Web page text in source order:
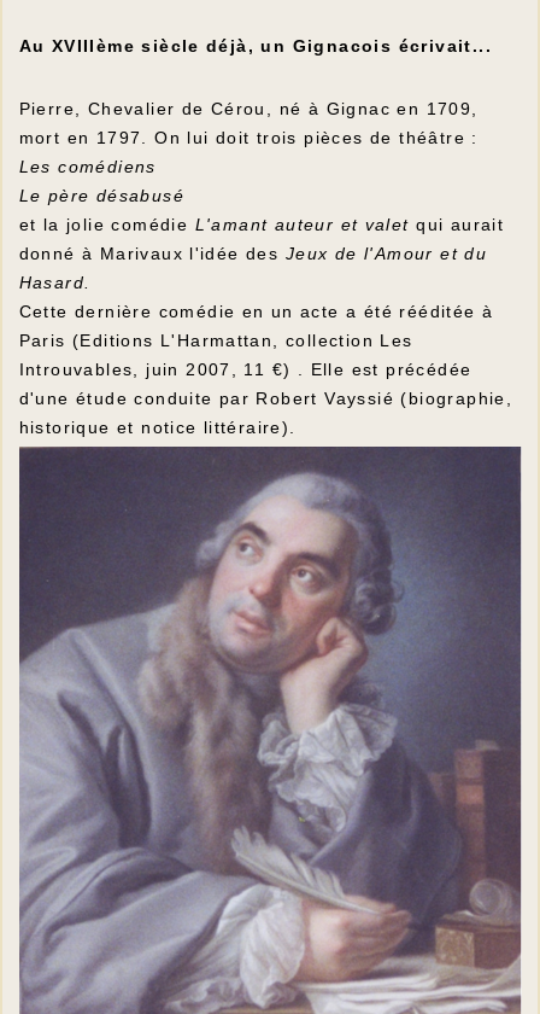
Au XVIIIème siècle déjà, un Gignacois écrivait...
Pierre, Chevalier de Cérou, né à Gignac en 1709,
mort en 1797. On lui doit trois pièces de théâtre :
Les comédiens
Le père désabusé
et la jolie comédie L'amant auteur et valet qui aurait
donné à Marivaux l'idée des Jeux de l'Amour et du
Hasard.
Cette dernière comédie en un acte a été rééditée à
Paris (Editions L'Harmattan, collection Les
Introuvables, juin 2007, 11 €) . Elle est précédée
d'une étude conduite par Robert Vayssié (biographie,
historique et notice littéraire).